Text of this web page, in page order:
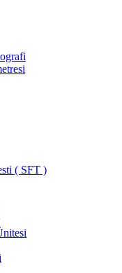
( SFT )